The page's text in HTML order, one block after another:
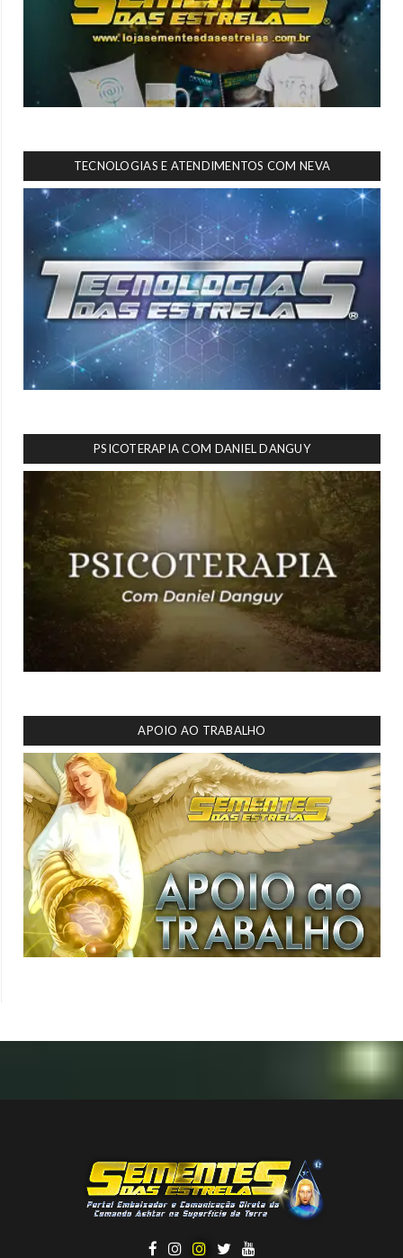
TECNOLOGIAS E ATENDIMENTOS COM NEVA
PSICOTERAPIA COM DANIEL DANGUY
APOIO AO TRABALHO